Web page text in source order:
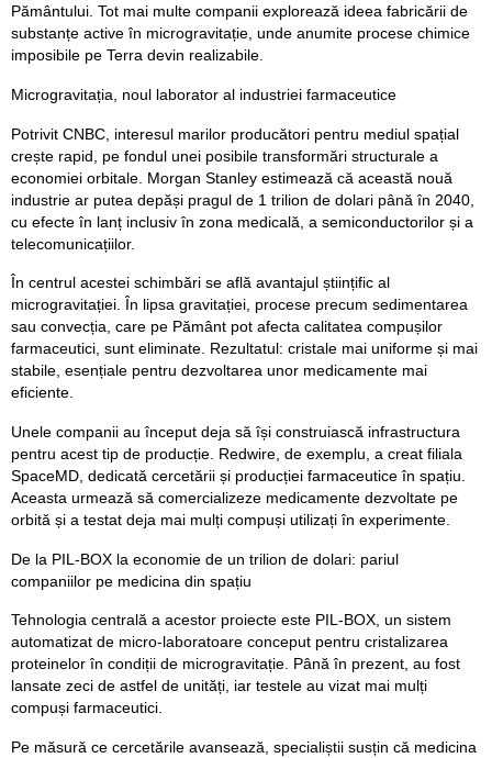
Pământului. Tot mai multe companii explorează ideea fabricării de
substanțe active în microgravitație, unde anumite procese chimice
imposibile pe Terra devin realizabile.
Microgravitația, noul laborator al industriei farmaceutice
Potrivit CNBC, interesul marilor producători pentru mediul spațial
crește rapid, pe fondul unei posibile transformări structurale a
economiei orbitale. Morgan Stanley estimează că această nouă
industrie ar putea depăși pragul de 1 trilion de dolari până în 2040,
cu efecte în lanț inclusiv în zona medicală, a semiconductorilor și a
telecomunicațiilor.
În centrul acestei schimbări se află avantajul științific al
microgravitației. În lipsa gravitației, procese precum sedimentarea
sau convecția, care pe Pământ pot afecta calitatea compușilor
farmaceutici, sunt eliminate. Rezultatul: cristale mai uniforme și mai
stabile, esențiale pentru dezvoltarea unor medicamente mai
eficiente.
Unele companii au început deja să își construiască infrastructura
pentru acest tip de producție. Redwire, de exemplu, a creat filiala
SpaceMD, dedicată cercetării și producției farmaceutice în spațiu.
Aceasta urmează să comercializeze medicamente dezvoltate pe
orbită și a testat deja mai mulți compuși utilizați în experimente.
De la PIL-BOX la economie de un trilion de dolari: pariul
companiilor pe medicina din spațiu
Tehnologia centrală a acestor proiecte este PIL-BOX, un sistem
automatizat de micro-laboratoare conceput pentru cristalizarea
proteinelor în condiții de microgravitație. Până în prezent, au fost
lansate zeci de astfel de unități, iar testele au vizat mai mulți
compuși farmaceutici.
Pe măsură ce cercetările avansează, specialiștii susțin că medicina